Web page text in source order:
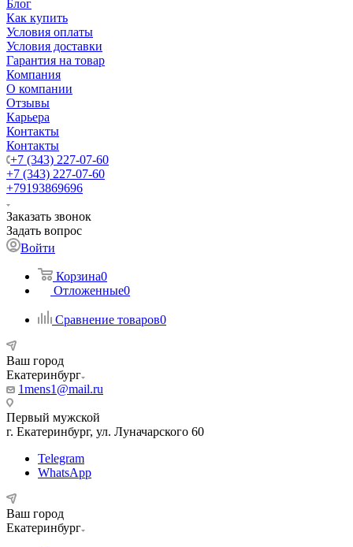
Блог
Как купить
Условия оплаты
Условия доставки
Гарантия на товар
Компания
О компании
Отзывы
Карьера
Контакты
Контакты
+7 (343) 227-07-60
+7 (343) 227-07-60
+79193869696
Заказать звонок
Задать вопрос
Войти
Корзина0
Отложенные0
Сравнение товаров0
Ваш город
Екатеринбург
1mens1@mail.ru
Первый мужской
г. Екатеринбург, ул. Луначарского 60
Telegram
WhatsApp
Ваш город
Екатеринбург